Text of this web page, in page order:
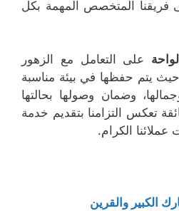
فريقنا المتخصص المهمة بكل
على التعامل مع الزهور
حيث يتم حفظها في بيئة مناسبة
وضمان وصولها بحالتها
تعكس التزامنا بتقديم خدمة
عملائنا الكرام.
الكبير والقرين